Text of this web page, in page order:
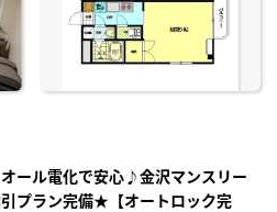
オール電化で安心♪金沢マンスリー
プラン完備★【オートロック完